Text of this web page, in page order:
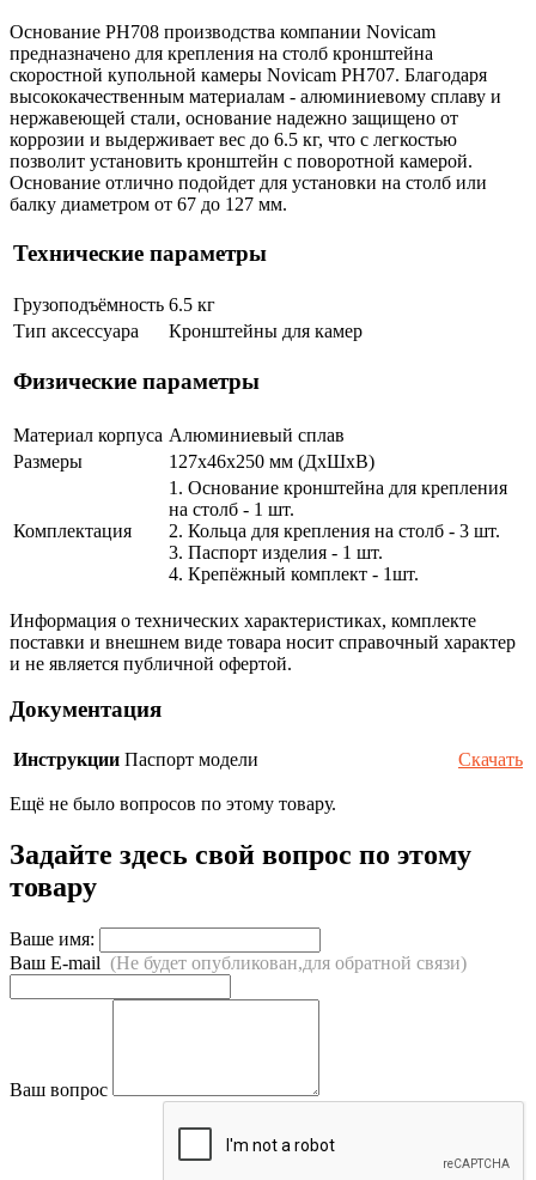
Основание PH708 производства компании Novicam
предназначено для крепления на столб кронштейна
скоростной купольной камеры Novicam PH707. Благодаря
высококачественным материалам - алюминиевому сплаву и
нержавеющей стали, основание надежно защищено от
коррозии и выдерживает вес до 6.5 кг, что с легкостью
позволит установить кронштейн с поворотной камерой.
Основание отлично подойдет для установки на столб или
балку диаметром от 67 до 127 мм.
Технические параметры
Грузоподъёмность 6.5 кг
Тип аксессуара
Кронштейны для камер
Физические параметры
Материал корпуса Алюминиевый сплав
Размеры
127х46х250 мм (ДхШхВ)
Комплектация
1. Основание кронштейна для крепления
на столб - 1 шт.
2. Кольца для крепления на столб - 3 шт.
3. Паспорт изделия - 1 шт.
4. Крепёжный комплект - 1шт.
Информация о технических характеристиках, комплекте
поставки и внешнем виде товара носит справочный характер
и не является публичной офертой.
Документация
Инструкции Паспорт модели Скачать
Ещё не было вопросов по этому товару.
Задайте здесь свой вопрос по этому
товару
Ваше имя:
Ваш E-mail (Не будет опубликован,для обратной связи)
Ваш вопрос